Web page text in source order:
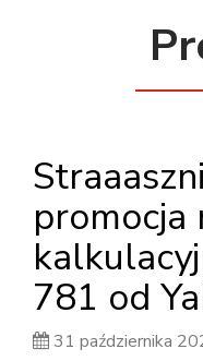
promocja
781 od
31 października